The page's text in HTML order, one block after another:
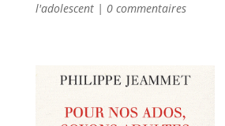
l'adolescent| 0 commentaires